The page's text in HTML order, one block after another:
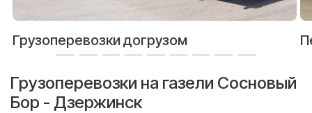
Грузоперевозки догрузом
Грузоперевозки на газели Сосновый
Бор - Дзержинск